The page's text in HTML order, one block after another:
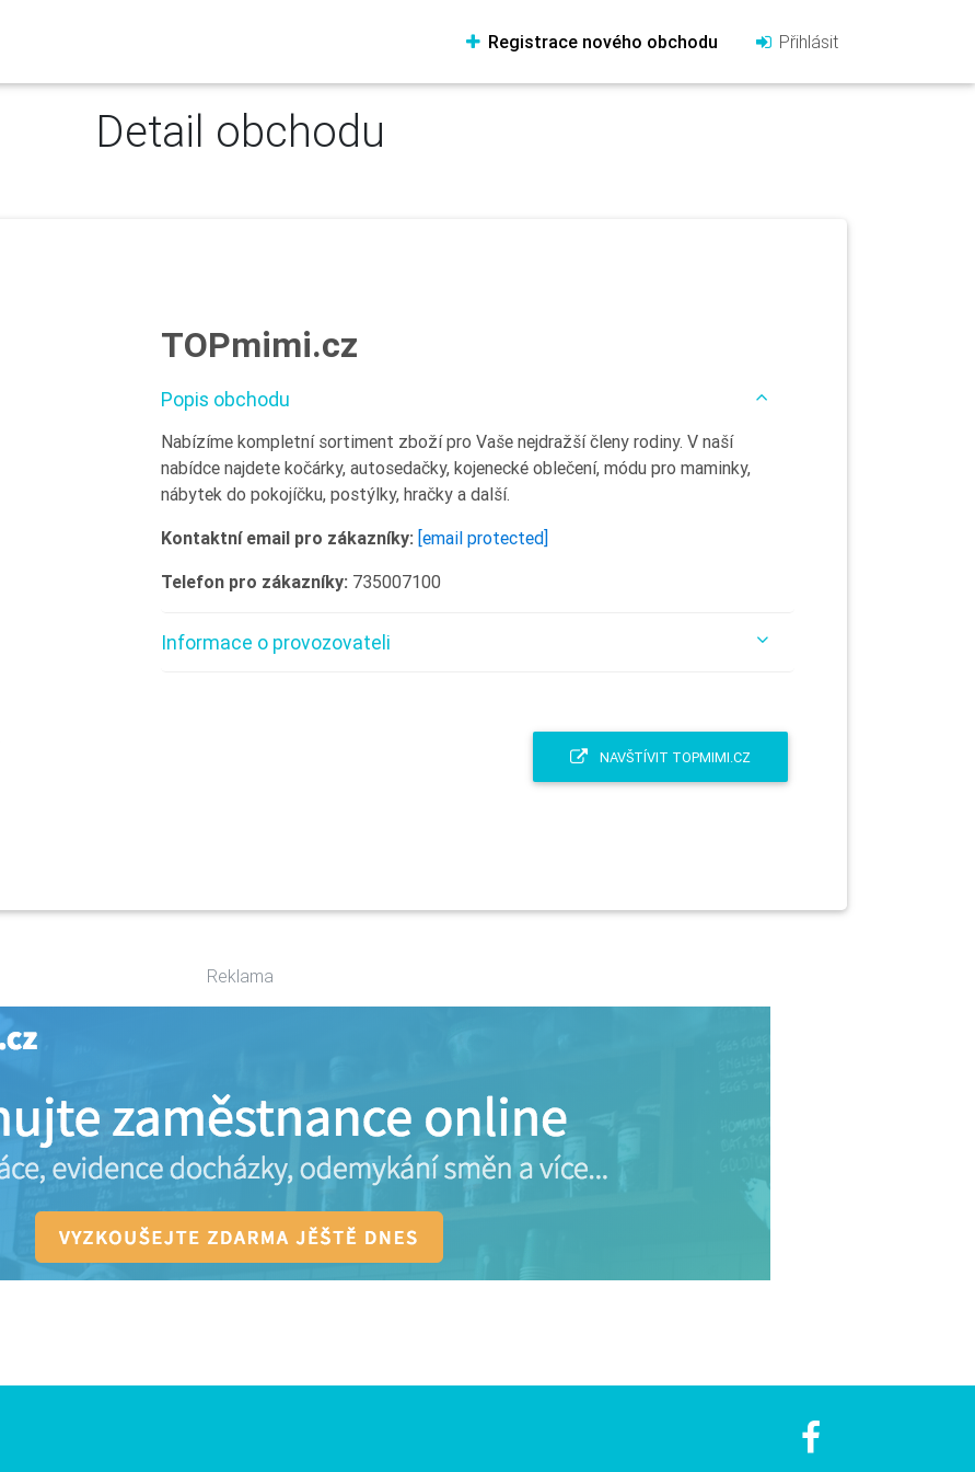
Registrace nového obchodu Přihlásit
Detail obchodu
TOPmimi.cz
Popis obchodu
Nabízíme kompletní sortiment zboží pro Vaše nejdražší členy rodiny. V naší
nabídce najdete kočárky, autosedačky, kojenecké oblečení, módu pro maminky,
nábytek do pokojíčku, postýlky, hračky a další.
Kontaktní email pro zákazníky: [email protected]
Telefon pro zákazníky: 735007100
Informace o provozovateli
NAVŠTÍVIT TOPMIMI.CZ
Reklama